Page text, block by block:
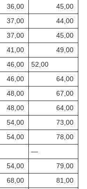
36,00
45,00
37,00
44,00
37,00
45,00
41,00
49,00
46,00
52,00
46,00
64,00
48,00
67,00
48,00
64,00
54,00
73,00
54,00
78,00
—
54,00
79,00
68,00
81,00